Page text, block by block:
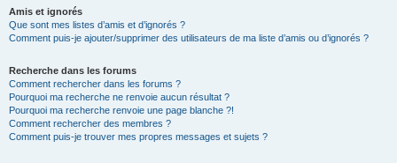
Amis et ignorés
Que sont mes listes d’amis et d’ignorés ?
Comment puis-je ajouter/supprimer des utilisateurs de ma liste d’amis ou d’ignorés ?
Recherche dans les forums
Comment rechercher dans les forums ?
Pourquoi ma recherche ne renvoie aucun résultat ?
Pourquoi ma recherche renvoie une page blanche ?!
Comment rechercher des membres ?
Comment puis-je trouver mes propres messages et sujets ?